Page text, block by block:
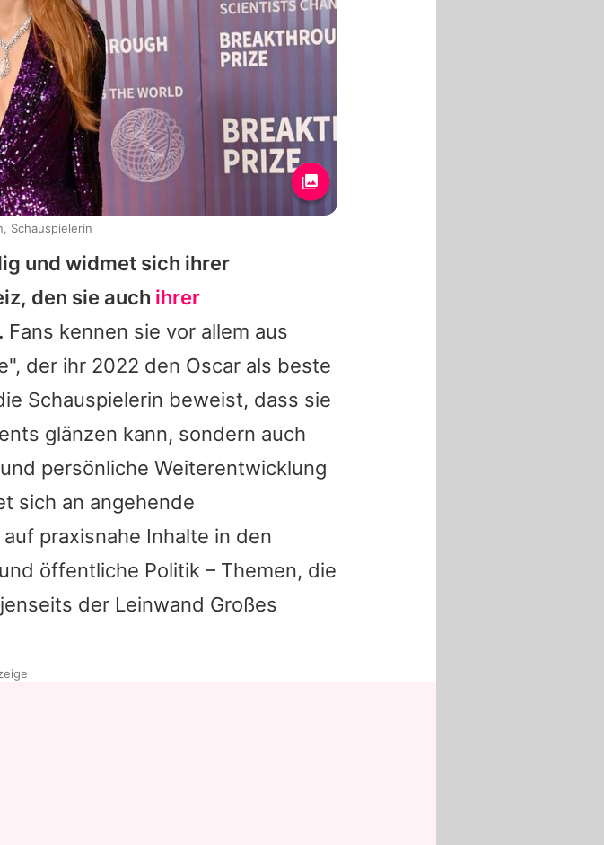
und widmet sich ihrer
den sie auch ihrer
Fans kennen sie vor allem aus
der ihr 2022 den Oscar als beste
Schauspielerin beweist, dass sie
glänzen kann, sondern auch
persönliche Weiterentwicklung
sich an angehende
praxisnahe Inhalte in den
öffentliche Politik – Themen, die
der Leinwand Großes
Schauspielerin